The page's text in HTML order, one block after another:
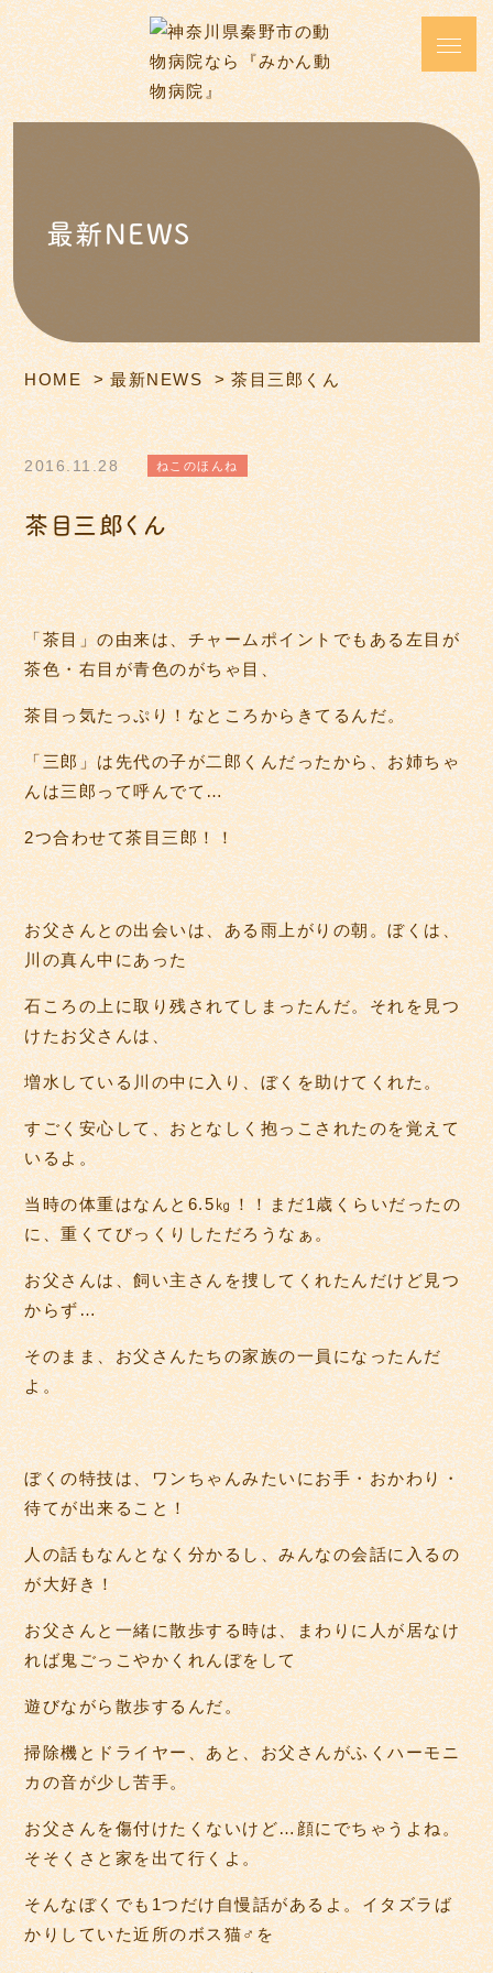
最新NEWS
HOME 最新NEWS 茶目三郎くん
2016.11.28 ねこのほんね
茶目三郎くん
「茶目」の由来は、チャームポイントでもある左目が
茶色・右目が青色のがちゃ目、
茶目っ気たっぷり！なところからきてるんだ。
「三郎」は先代の子が二郎くんだったから、お姉ちゃ
んは三郎って呼んでて…
2つ合わせて茶目三郎！！
お父さんとの出会いは、ある雨上がりの朝。ぼくは、
川の真ん中にあった
石ころの上に取り残されてしまったんだ。それを見つ
けたお父さんは、
増水している川の中に入り、ぼくを助けてくれた。
すごく安心して、おとなしく抱っこされたのを覚えて
いるよ。
当時の体重はなんと6.5㎏！！まだ1歳くらいだったの
に、重くてびっくりしただろうなぁ。
お父さんは、飼い主さんを捜してくれたんだけど見つ
からず…
そのまま、お父さんたちの家族の一員になったんだ
よ。
ぼくの特技は、ワンちゃんみたいにお手・おかわり・
待てが出来ること！
人の話もなんとなく分かるし、みんなの会話に入るの
が大好き！
お父さんと一緒に散歩する時は、まわりに人が居なけ
れば鬼ごっこやかくれんぼをして
遊びながら散歩するんだ。
掃除機とドライヤー、あと、お父さんがふくハーモニ
カの音が少し苦手。
お父さんを傷付けたくないけど…顔にでちゃうよね。
そそくさと家を出て行くよ。
そんなぼくでも1つだけ自慢話があるよ。イタズラば
かりしていた近所のボス猫♂を